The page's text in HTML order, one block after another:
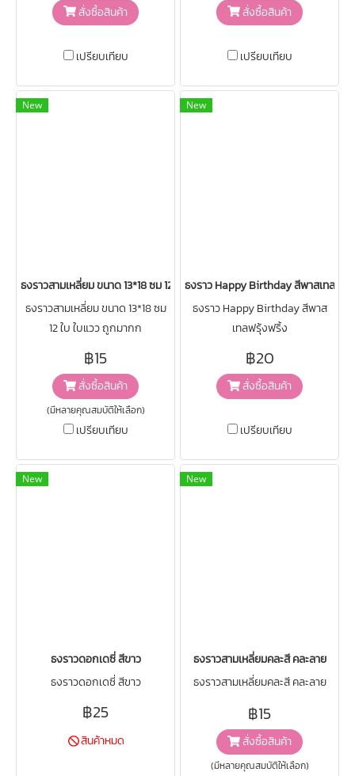
สั่งซื้อสินค้า
เปรียบเทียบ
สั่งซื้อสินค้า
เปรียบเทียบ
New
ธงราวสามเหลี่ยม ขนาด 13*18 ซม 12 ใบ
ธงราวสามเหลี่ยม ขนาด 13*18 ซม
12 ใบ ใบแวว ถูกมากก
฿15
สั่งซื้อสินค้า
(มีหลายคุณสมบัติให้เลือก)
เปรียบเทียบ
New
ธงราว Happy Birthday สีพาสเทลฟรุ้
ธงราว Happy Birthday สีพาส
เทลฟรุ้งฟริ้ง
฿20
สั่งซื้อสินค้า
เปรียบเทียบ
New
ธงราวดอกเดซี่ สีขาว
ธงราวดอกเดซี่ สีขาว
฿25
สินค้าหมด
New
ธงราวสามเหลี่ยมคละสี คละลาย
ธงราวสามเหลี่ยมคละสี คละลาย
฿15
สั่งซื้อสินค้า
(มีหลายคุณสมบัติให้เลือก)